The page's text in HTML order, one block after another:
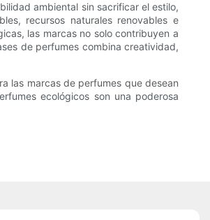
ambiental sin sacrificar el estilo,
recursos naturales renovables e
las marcas no solo contribuyen a
de perfumes combina creatividad,
las marcas de perfumes que desean
ecológicos son una poderosa